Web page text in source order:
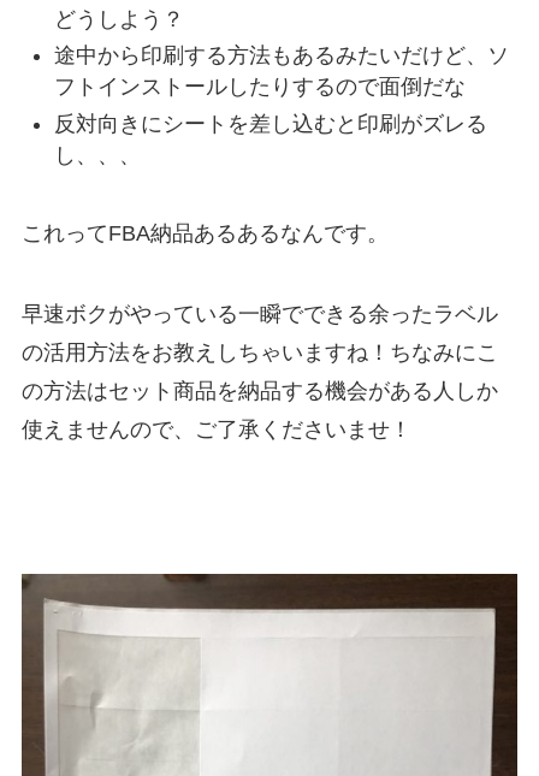
どうしよう？
途中から印刷する方法もあるみたいだけど、ソ
フトインストールしたりするので面倒だな
反対向きにシートを差し込むと印刷がズレる
し、、、
これってFBA納品あるあるなんです。
早速ボクがやっている一瞬でできる余ったラベル
の活用方法をお教えしちゃいますね！ちなみにこ
の方法はセット商品を納品する機会がある人しか
使えませんので、ご了承くださいませ！